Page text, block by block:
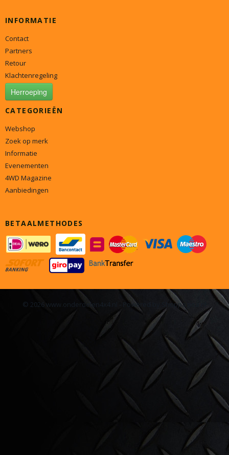
INFORMATIE
Contact
Partners
Retour
Klachtenregeling
Herroeping
CATEGORIEËN
Webshop
Zoek op merk
Informatie
Evenementen
4WD Magazine
Aanbiedingen
BETAALMETHODES
© 2026 www.onderdelen4x4.nl - Powered by Shoppagina.nl